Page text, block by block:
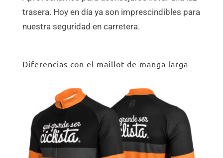
trasera. Hoy en día ya son imprescindibles para
nuestra seguridad en carretera.
Diferencias con el maillot de manga larga